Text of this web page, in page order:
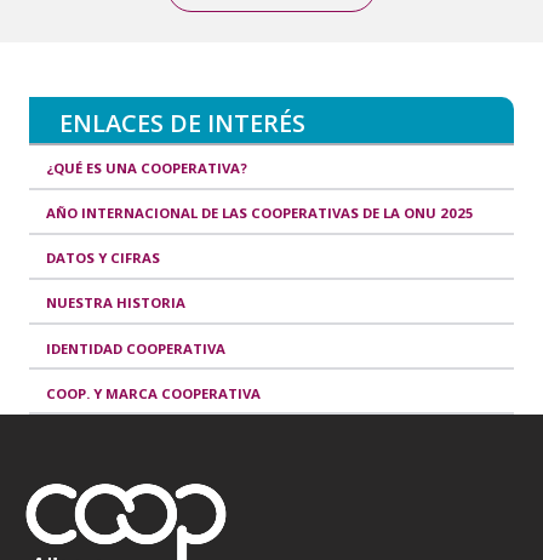
ENLACES DE INTERÉS
¿QUÉ ES UNA COOPERATIVA?
AÑO INTERNACIONAL DE LAS COOPERATIVAS DE LA ONU 2025
DATOS Y CIFRAS
NUESTRA HISTORIA
IDENTIDAD COOPERATIVA
COOP. Y MARCA COOPERATIVA